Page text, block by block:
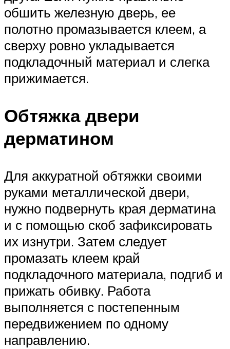
обшить железную дверь, ее
полотно промазывается клеем, а
сверху ровно укладывается
подкладочный материал и слегка
прижимается.
Обтяжка двери
дерматином
Для аккуратной обтяжки своими
руками металлической двери,
нужно подвернуть края дерматина
и с помощью скоб зафиксировать
их изнутри. Затем следует
промазать клеем край
подкладочного материала, подгиб и
прижать обивку. Работа
выполняется с постепенным
передвижением по одному
направлению.